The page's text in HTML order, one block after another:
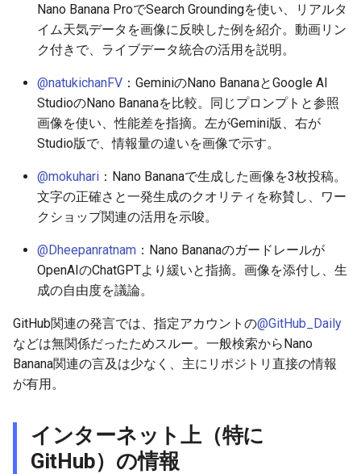
2026-05-25
2026-05-24
2026-05-23
2026-05-22
2026-05-21
2026-05-19
2026-05-17
2026-05-16
2026-05-14
2025-11-09
2025-11-08
2025-11-07
2025-11-06
2025-11-05
2025-11-03
2025-11-01
2025-10-31
2025-10-29
2026-05-25
2026-05-24
2026-05-23
2026-05-22
2026-05-21
2026-05-19
2026-05-17
2026-05-16
2026-05-14
2025-11-09
2025-11-08
2025-11-07
2025-11-06
2025-11-05
2025-11-03
2025-11-01
2025-10-31
2025-10-29
2026-05-22
2026-05-21
2026-05-20
2026-05-19
2026-05-18
2026-05-17
2026-05-16
2026-05-15
2026-05-14
2026-05-13
2026-05-11
2026-05-21
2026-05-20
2026-05-19
2026-05-18
2026-05-17
2026-05-15
2026-05-13
2026-05-12
2026-05-10
2025-11-09
2025-11-08
2025-11-07
2025-11-06
2025-11-05
2025-11-03
2025-11-01
2025-10-31
2025-10-29
2026-05-25
2026-05-24
2026-05-23
2026-05-22
2026-05-21
2026-05-18
Nano Banana ProでSearch Groundingを使い、リアルタ
イム天気データを画像に反映した例を紹介。動画リン
ク付きで、ライブデータ統合の活用を説明。
@natukichanFV ：GeminiのNano BananaとGoogle AI
StudioのNano Bananaを比較。同じプロンプトと参照
画像を使い、性能差を指摘。左がGemini版、右が
Studio版で、情報量の違いを画像で示す。
@mokuhari ：Nano Bananaで生成した画像を3枚投稿。
文字の正確さと一発生成のクオリティを称賛し、ワー
クショップ関連の活用を示唆。
@Dheepanratnam ：Nano Bananaのガードレールが
OpenAIのChatGPTより緩いと指摘。画像を添付し、生
成の自由度を議論。
GitHub関連の発言では、指定アカウントの@GitHub_Daily
などは無関係だったためスルー。一般検索からNano
Banana関連の言及は少なく、主にリポジトリ直接の情報
が有用。
インターネット上（特に
GitHub）の情報